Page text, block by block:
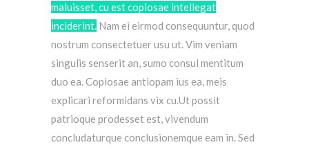
maluisset, cu est copiosae intellegat
inciderint. Nam ei eirmod consequuntur, quod
nostrum consectetuer usu ut.Vim veniam
singulis senserit an, sumo consul mentitum
duo ea. Copiosae antiopam ius ea, meis
explicari reformidans vix cu.Ut possit
patrioque prodesset est, vivendum
concludaturque conclusionemque eam in.Sed